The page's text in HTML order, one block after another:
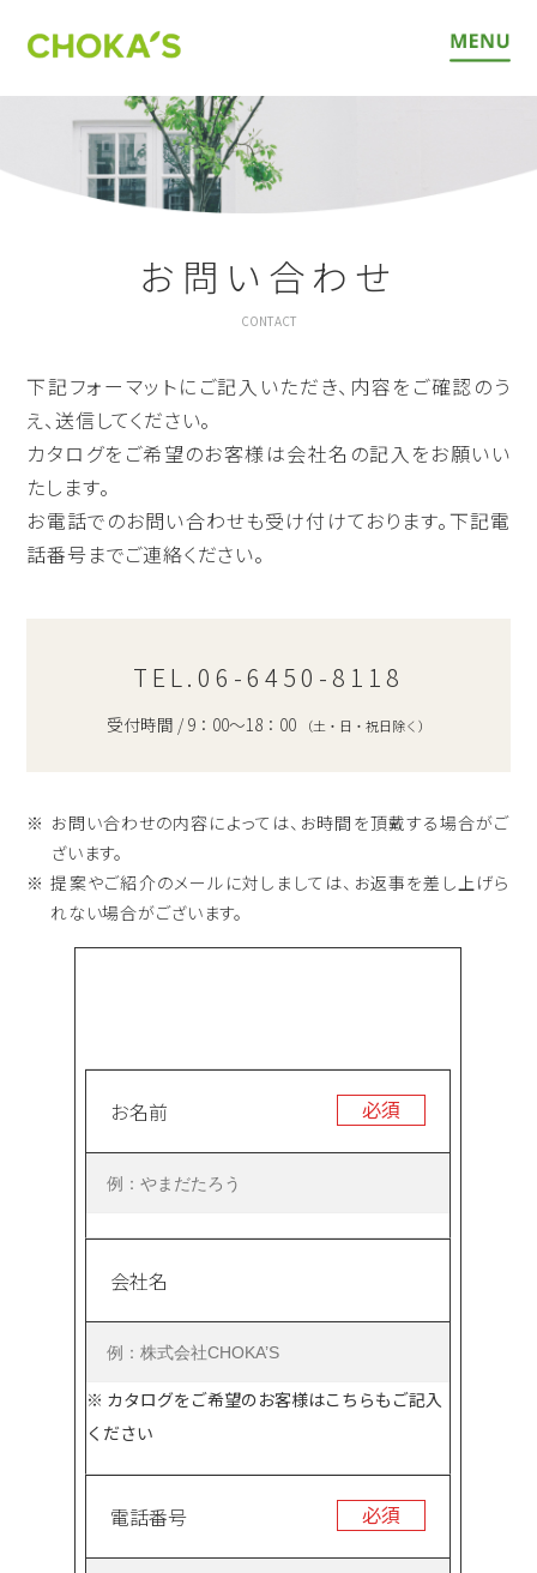
お問い合わせ
CONTACT
下記フォーマットにご記入いただき、内容をご確認のう
え、送信してください。
カタログをご希望のお客様は会社名の記入をお願いい
たします。
お電話でのお問い合わせも受け付けております。下記電
話番号までご連絡ください。
TEL.06-6450-8118
受付時間 / 9：00～18：00 （土・日・祝日除く）
お問い合わせの内容によっては、お時間を頂戴する場合がご
ざいます。
提案やご紹介のメールに対しましては、お返事を差し上げら
れない場合がございます。
お名前 必須
会社名
※ カタログをご希望のお客様はこちらもご記入
ください
電話番号 必須